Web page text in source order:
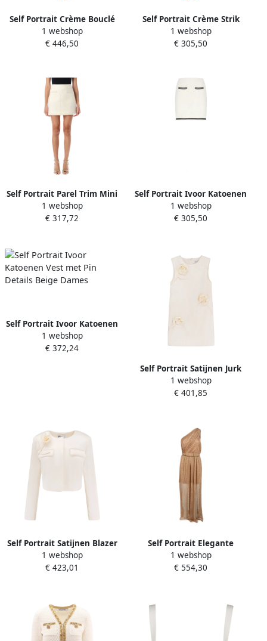
Self Portrait Crème Bouclé
Parel Trim Mini Jurk Beige
Dames
1 webshop
€ 446,50
Self Portrait Crème Strik
Jacquard Mini Rok Beige
Dames
1 webshop
€ 305,50
Self Portrait Parel Trim Mini
Rok Room Beige Dames
1 webshop
€ 317,72
Self Portrait Ivoor Katoenen
Minirok Elastische Taille
Beige Dames
1 webshop
€ 305,50
Self Portrait Ivoor Katoenen
Vest met Pin Details Beige
Dames
1 webshop
€ 372,24
Self Portrait Satijnen Jurk
met 3D Bloemen Beige
Dames
1 webshop
€ 401,85
Self Portrait Satijnen Blazer
met 3D Bloem Beige Dames
1 webshop
€ 423,01
Self Portrait Elegante
Damesjurk Beige Dames
1 webshop
€ 554,30